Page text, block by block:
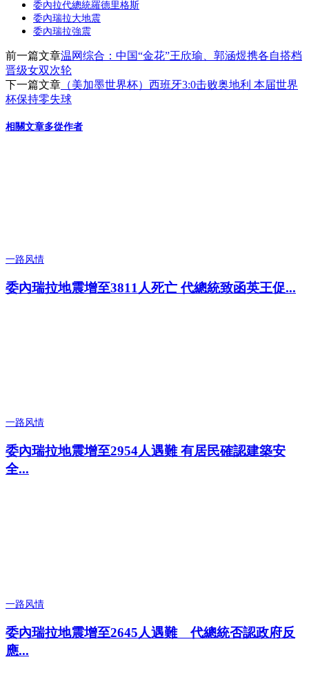
委內拉代總統羅德里格斯
委內瑞拉大地震
委內瑞拉強震
前一篇文章温网综合：中国“金花”王欣瑜、郭涵煜携各自搭档
晋级女双次轮
下一篇文章 （美加墨世界杯）西班牙3:0击败奥地利 本届世界
杯保持零失球
相關文章多從作者
一路风情
委內瑞拉地震增至3811人死亡 代總統致函英王促...
一路风情
委內瑞拉地震增至2954人遇難 有居民確認建築安
全...
一路风情
委內瑞拉地震增至2645人遇難 代總統否認政府反
應...